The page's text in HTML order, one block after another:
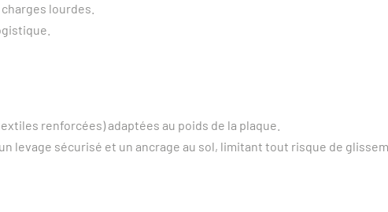
lourdes.
renforcées) adaptées au poids de la plaque.
levage sécurisé et un ancrage au sol, limitant tout risque de